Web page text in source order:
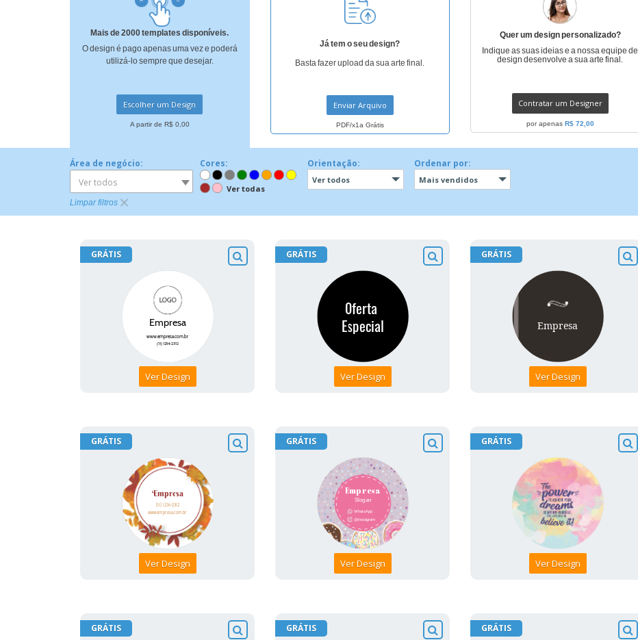
Mais de 2000 templates disponíveis.
O design é pago apenas uma vez e poderá
utilizá-lo sempre que desejar.
Escolher um Design
A partir de R$ 0,00
Já tem o seu design?
Basta fazer upload da sua arte final.
Enviar Arquivo
PDF/x1a Grátis
Quer um design personalizado?
Indique as suas ideias e a nossa equipe de
design desenvolve a sua arte final.
Contratar um Designer
por apenas R$ 72,00
Área de negócio:
Ver todos
Cores:
Ver todas
Orientação:
Ver todos
Ordenar por:
Mais vendidos
Limpar filtros
GRÁTIS
Ver Design
GRÁTIS
Ver Design
GRÁTIS
Ver Design
GRÁTIS
Ver Design
GRÁTIS
Ver Design
GRÁTIS
Ver Design
GRÁTIS GRÁTIS GRÁTIS